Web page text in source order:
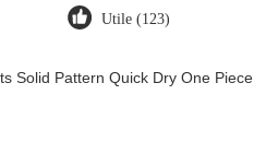
Utile (123)
Solid Pattern Quick Dry One Piece